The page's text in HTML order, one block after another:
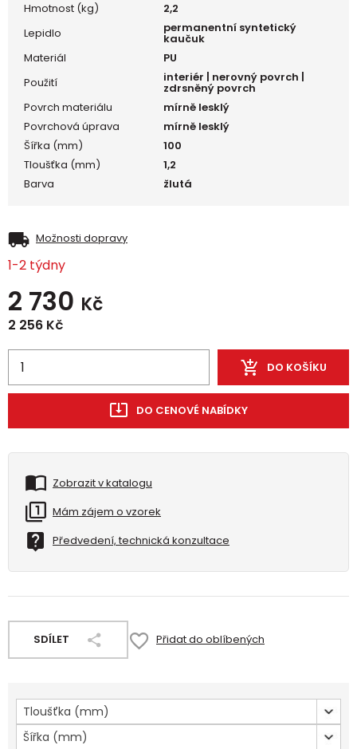
Hmotnost (kg)
2,2
Lepidlo
permanentní syntetický
kaučuk
Materiál
PU
Použití
interiér | nerovný povrch |
zdrsněný povrch
Povrch materiálu
mírně lesklý
Povrchová úprava
mírně lesklý
Šířka (mm)
100
Tloušťka (mm)
1,2
Barva
žlutá
Možnosti dopravy
1-2 týdny
2 730 Kč
2 256 Kč
DO KOŠÍKU
DO CENOVÉ NABÍDKY
Zobrazit v katalogu
Mám zájem o vzorek
Předvedení, technická konzultace
SDÍLET Přidat do oblíbených
Tloušťka (mm)
Šířka (mm)